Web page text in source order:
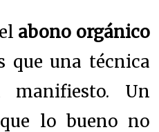
abono orgánico
que una técnica
manifiesto. Un
lo bueno no